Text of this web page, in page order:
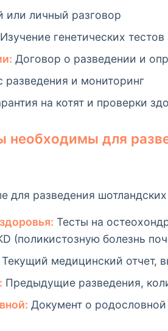
или личный разговор
Изучение генетических
Договор о разведении и
разведения и мониторинг
на котят и проверки
необходимы для
для разведения
Тесты на
(поликистозную болезнь
Текущий медицинский отчет,
Предыдущие разведения,
Документ о